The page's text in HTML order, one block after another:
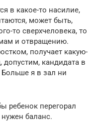
в какое-то насилие,
может быть,
то сверхчеловека, то
и отвращению.
получает какую-
допустим, кандидата в
Больше я в зал ни
ребенок перегорал
баланс.